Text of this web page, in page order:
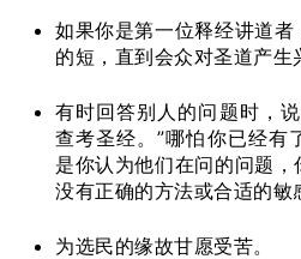
如果你是第一位释经讲道
的短，直到会众对圣道产生
有时回答别人的问题时，
查考圣经。”哪怕你已经有
是你认为他们在问的问题
没有正确的方法或合适的敏
为选民的缘故甘愿受苦。